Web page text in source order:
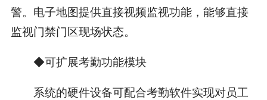
警。电子地图提供直接视频监视功能，能够直接
监视门禁门区现场状态。
◆可扩展考勤功能模块
系统的硬件设备可配合考勤软件实现对员工